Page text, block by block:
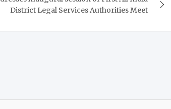
District Legal Services Authorities Meet